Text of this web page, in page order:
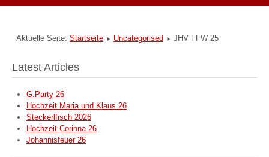
Aktuelle Seite: Startseite Uncategorised JHV FFW 25
Latest Articles
G.Party 26
Hochzeit Maria und Klaus 26
Steckerlfisch 2026
Hochzeit Corinna 26
Johannisfeuer 26